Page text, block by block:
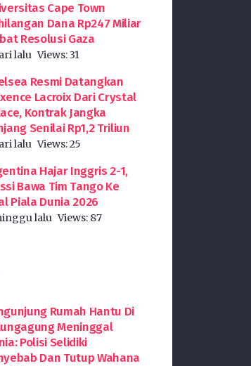
Cape Town
Dana Rp247 Miliar
Resolusi Gaza
lalu Views:31
Resmi Datangkan
Lacroix Dari Crystal
Kontrak Jangka
Senilai Rp1,2 Triliun
lalu Views:25
Hajar Inggris 2-1,
Bawa Tim Tango Ke
Piala Dunia 2026
lalu Views: 87
Rumah Hantu Di
Meninggal
Polisi Selidiki
Dan Tutup Wahana